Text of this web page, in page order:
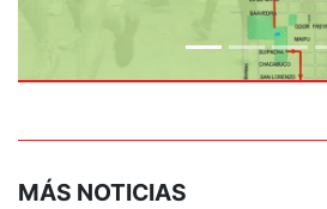
MÁS NOTICIAS